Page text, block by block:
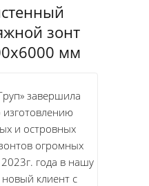
зонт
мм
завершила
и островных
огромных
года в нашу
клиент с